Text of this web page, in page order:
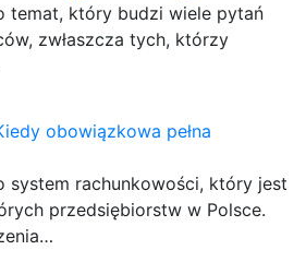
temat, który budzi wiele pytań
zwłaszcza tych, którzy
obowiązkowa pełna
system rachunkowości, który jest
przedsiębiorstw w Polsce.